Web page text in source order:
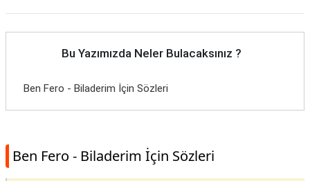
Bu Yazımızda Neler Bulacaksınız ?
Ben Fero - Biladerim İçin Sözleri
Ben Fero - Biladerim İçin Sözleri